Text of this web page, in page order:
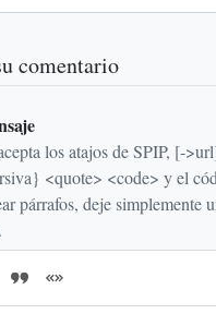
comentario
los atajos de SPIP, [-
<code> y el código
párrafos, deje simplemente